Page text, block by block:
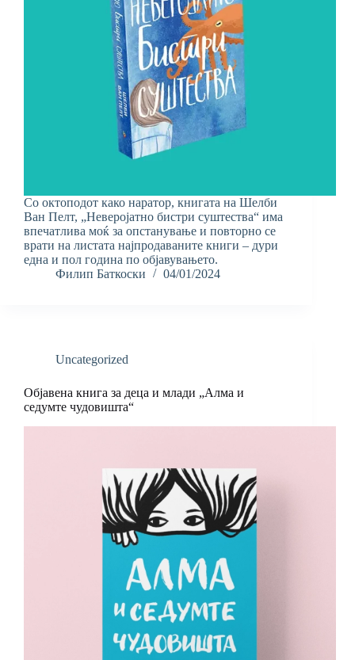
Со октоподот како наратор, книгата на Шелби
Ван Пелт, „Неверојатно бистри суштества“ има
впечатлива моќ за опстанување и повторно се
врати на листата најпродаваните книги – дури
една и пол година по објавувањето.
Филип Баткоски
04/01/2024
Uncategorized
Објавена книга за деца и млади „Алма и
седумте чудовишта“